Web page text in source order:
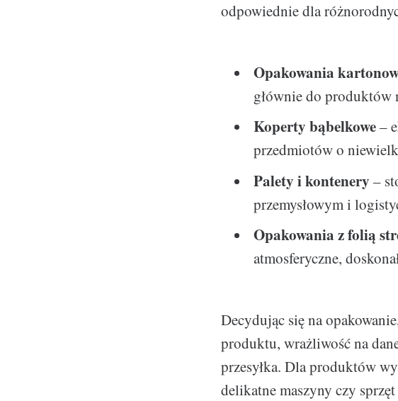
odpowiednie dla
Opakowania
głównie do
Koperty bąbelkowe–
przedmiotów o
Palety i kontenery –
przemysłowym i
Opakowania z folią
atmosferyczne,
Decydując się na
produktu, wrażliwość na
przesyłka. Dla produktów
delikatne maszyny czy